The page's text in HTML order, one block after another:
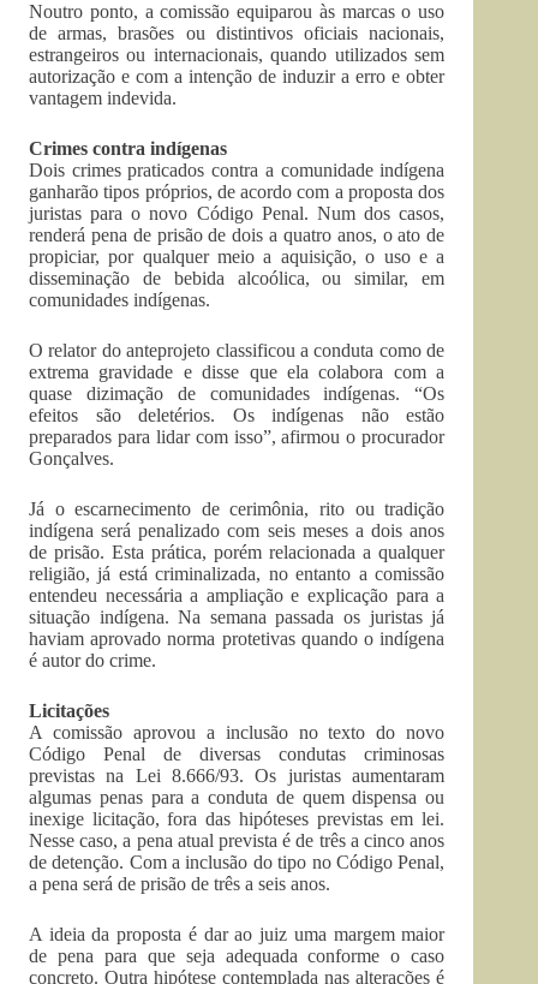
Noutro ponto, a comissão equiparou às marcas o uso
de armas, brasões ou distintivos oficiais nacionais,
estrangeiros ou internacionais, quando utilizados sem
autorização e com a intenção de induzir a erro e obter
vantagem indevida.
Crimes contra indígenas
Dois crimes praticados contra a comunidade indígena
ganharão tipos próprios, de acordo com a proposta dos
juristas para o novo Código Penal. Num dos casos,
renderá pena de prisão de dois a quatro anos, o ato de
propiciar, por qualquer meio a aquisição, o uso e a
disseminação de bebida alcoólica, ou similar, em
comunidades indígenas.
O relator do anteprojeto classificou a conduta como de
extrema gravidade e disse que ela colabora com a
quase dizimação de comunidades indígenas. “Os
efeitos são deletérios. Os indígenas não estão
preparados para lidar com isso”, afirmou o procurador
Gonçalves.
Já o escarnecimento de cerimônia, rito ou tradição
indígena será penalizado com seis meses a dois anos
de prisão. Esta prática, porém relacionada a qualquer
religião, já está criminalizada, no entanto a comissão
entendeu necessária a ampliação e explicação para a
situação indígena. Na semana passada os juristas já
haviam aprovado norma protetivas quando o indígena
é autor do crime.
Licitações
A comissão aprovou a inclusão no texto do novo
Código Penal de diversas condutas criminosas
previstas na Lei 8.666/93. Os juristas aumentaram
algumas penas para a conduta de quem dispensa ou
inexige licitação, fora das hipóteses previstas em lei.
Nesse caso, a pena atual prevista é de três a cinco anos
de detenção. Com a inclusão do tipo no Código Penal,
a pena será de prisão de três a seis anos.
A ideia da proposta é dar ao juiz uma margem maior
de pena para que seja adequada conforme o caso
concreto. Outra hipótese contemplada nas alterações é